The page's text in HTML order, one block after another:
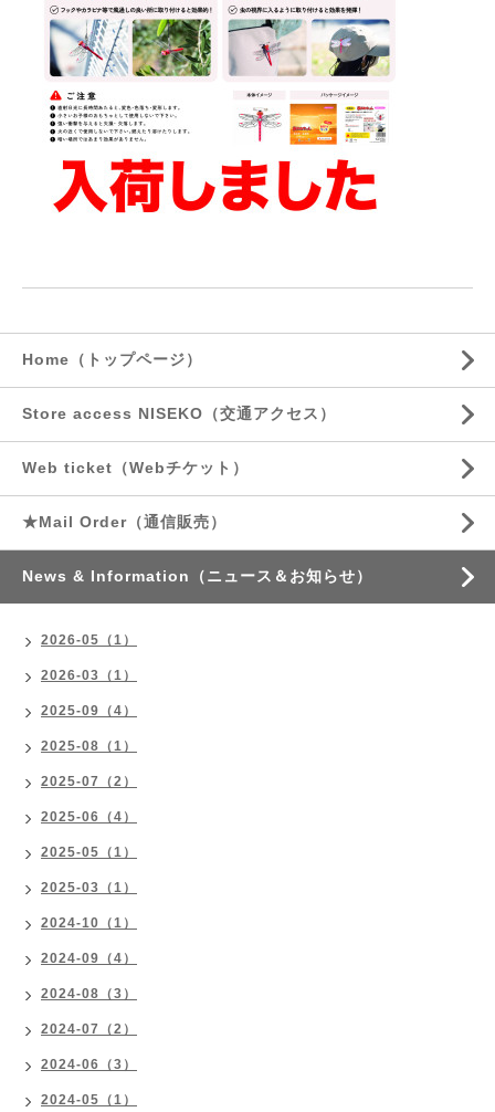
Home（トップページ）
Store access NISEKO（交通アクセス）
Web ticket（Webチケット）
★Mail Order（通信販売）
News & Information（ニュース＆お知らせ）
2026-05（1）
2026-03（1）
2025-09（4）
2025-08（1）
2025-07（2）
2025-06（4）
2025-05（1）
2025-03（1）
2024-10（1）
2024-09（4）
2024-08（3）
2024-07（2）
2024-06（3）
2024-05（1）